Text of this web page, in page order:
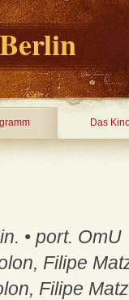
Das
• port. OmU
Filipe
Filipe